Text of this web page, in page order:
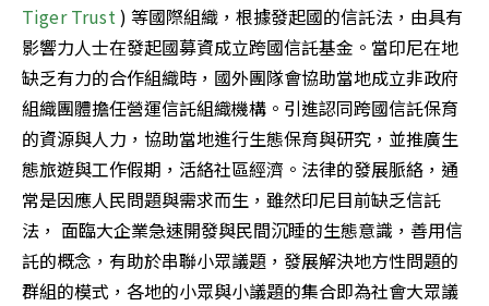
Tiger Trust ) 等國際組織，根據發起國的信託法，由具有
影響力人士在發起國募資成立跨國信託基金。當印尼在地
缺乏有力的合作組織時，國外團隊會協助當地成立非政府
組織團體擔任營運信託組織機構。引進認同跨國信託保育
的資源與人力，協助當地進行生態保育與研究，並推廣生
態旅遊與工作假期，活絡社區經濟。法律的發展脈絡，通
常是因應人民問題與需求而生，雖然印尼目前缺乏信託
法， 面臨大企業急速開發與民間沉睡的生態意識，善用信
託的概念，有助於串聯小眾議題，發展解決地方性問題的
群組的模式，各地的小眾與小議題的集合即為社會大眾議